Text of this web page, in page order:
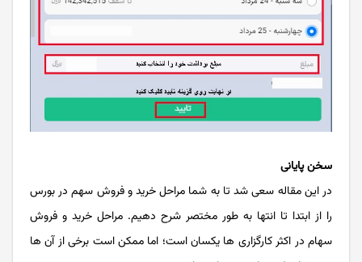
سخن پایانی
در این مقاله سعی شد تا به شما مراحل خرید و فروش سهم در بورس
را از ابتدا تا انتها به طور مختصر شرح دهیم. مراحل خرید و فروش
سهام در اکثر کارگزاری ها یکسان است؛ اما ممکن است برخی از آن ها